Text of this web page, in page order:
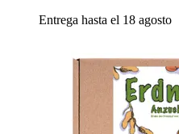
Entrega hasta el 18 agosto